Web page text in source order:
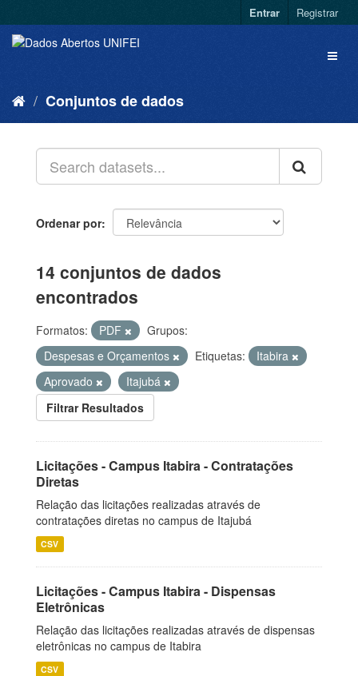
Entrar Registrar
Conjuntos de dados
Ordenar por
14 conjuntos de dados
encontrados
Formatos: PDF
Grupos:
Despesas e Orçamentos
Etiquetas:
Itabira
Aprovado
Itajubá
Filtrar Resultados
Licitações - Campus Itabira - Contratações
Diretas
Relação das licitações realizadas através de
contratações diretas no campus de Itajubá
CSV
Licitações - Campus Itabira - Dispensas
Eletrônicas
Relação das licitações realizadas através de dispensas
eletrônicas no campus de Itabira
CSV